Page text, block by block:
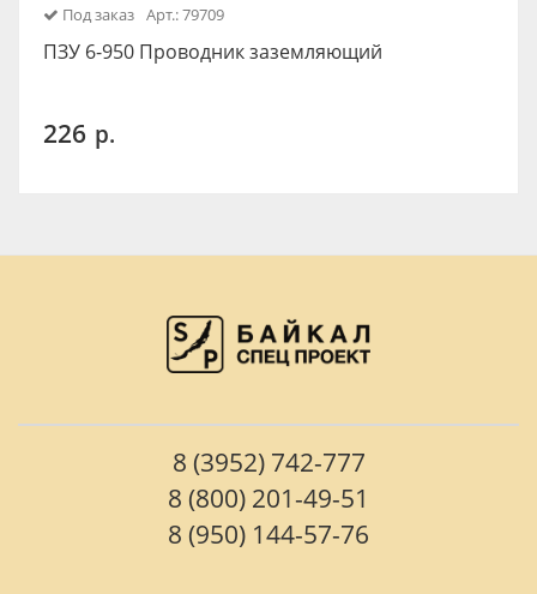
Под заказ Арт.: 79709
ПЗУ 6-950 Проводник заземляющий
226 р.
8 (3952) 742-777
8 (800) 201-49-51
8 (950) 144-57-76